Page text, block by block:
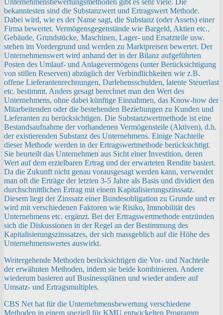
bekanntesten sind die Substanzwert und Ertragswert Methode.
Dabei wird, wie es der Name sagt, die Substanz (oder Assets) einer
Firma bewertet. Vermögensgegenstände wie Bargeld, Aktien etc.,
Gebäude, Grundstücke, Maschinen, Lager- und Ersatzteile usw.
stehen im Vordergrund und werden zu Marktpreisen bewertet. Der
Unternehmenswert wird anhand der in der Bilanz aufgeführten
Posten des Umlauf- und Anlagevermögens (unter Berücksichtigung
von stillen Reserven) abzüglich der Verbindlichkeiten wie z.B.
offene Lieferantenrechnungen, Darlehensschulden, latente Steuerlast
etc. bestimmt. Anders gesagt berechnet man den Wert des
Unternehmens, ohne dabei künftige Einnahmen, das Know-how der
Mitarbeitenden oder die bestehenden Beziehungen zu Kunden und
Lieferanten zu berücksichtigen. Die Substanzwertmethode ist eine
Bestandsaufnahme der vorhandenen Vermögensteile (Aktiven), d.h.
der existierenden Substanz des Unternehmens. Einige Nachteile
dieser Methode werden in der Ertragswertmethode berücksichtigt.
Sie beurteilt das Unternehmen aus Sicht einer Investition, deren
Wert auf dem erzielbaren Ertrag und der erwarteten Rendite basiert.
Da die Zukunft nicht genau vorausgesagt werden kann, verwendet
man oft die Erträge der letzten 3-5 Jahre als Basis und dividiert den
durchschnittlichen Ertrag mit einem Kapitalisierungszinssatz.
Diesem liegt der Zinssatz einer Bundesobligation zu Grunde und er
wird mit verschiedenen Faktoren wie Risiko, Immobilität des
Unternehmens etc. ergänzt. Bei der Ertragswertmethode entzünden
sich die Diskussionen in der Regel an der Bestimmung des
Kapitalisierungszinssatzes, der sich massgeblich auf die Höhe des
Unternehmenswertes auswirkt.
Weitergehende Methoden berücksichtigen die Vor- und Nachteile
der erwähnten Methoden, indem sie beide kombinieren. Andere
wiederum basieren auf Businessplänen und wieder andere auf
Umsatz- und Ertragsmultiples.
CBS Net hat für die Unternehmensbewertung verschiedene
Methoden in einem speziell für KMU entwickelten Programm